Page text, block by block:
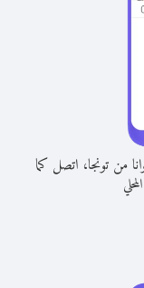
من تونجا، اتصل كما